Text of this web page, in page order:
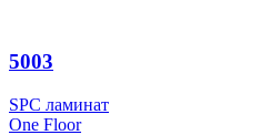
5003
SPC ламинат
One Floor